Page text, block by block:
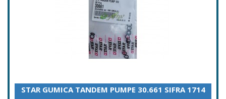
STAR GUMICA TANDEM PUMPE 30.661 SIFRA 1714